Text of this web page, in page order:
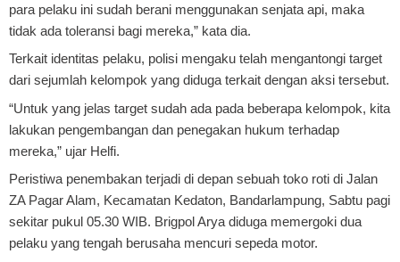
para pelaku ini sudah berani menggunakan senjata api, maka
tidak ada toleransi bagi mereka,” kata dia.
Terkait identitas pelaku, polisi mengaku telah mengantongi target
dari sejumlah kelompok yang diduga terkait dengan aksi tersebut.
“Untuk yang jelas target sudah ada pada beberapa kelompok, kita
lakukan pengembangan dan penegakan hukum terhadap
mereka,” ujar Helfi.
Peristiwa penembakan terjadi di depan sebuah toko roti di Jalan
ZA Pagar Alam, Kecamatan Kedaton, Bandarlampung, Sabtu pagi
sekitar pukul 05.30 WIB. Brigpol Arya diduga memergoki dua
pelaku yang tengah berusaha mencuri sepeda motor.